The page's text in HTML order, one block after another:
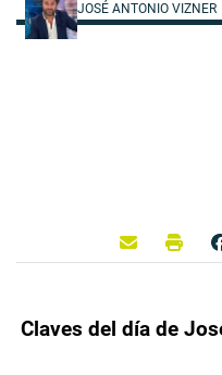
JOSÉ ANTONIO VIZNER
Claves del día de